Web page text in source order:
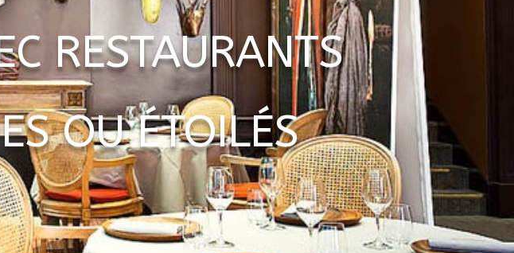
RESTAURANTS
OU ÉTOILÉS